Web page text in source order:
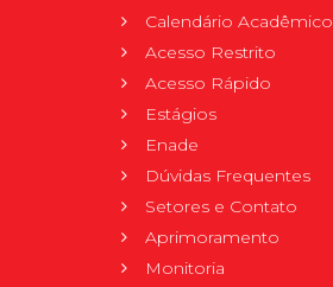
Calendário Acadêmico
Acesso Restrito
Acesso Rápido
Estágios
Enade
Dúvidas Frequentes
Setores e Contato
Aprimoramento
Monitoria